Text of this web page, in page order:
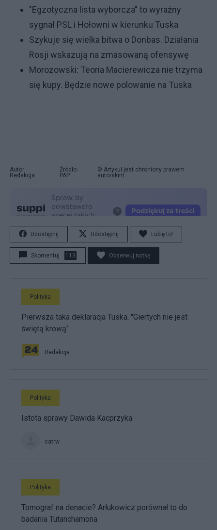
"Egzotyczna lista wyborcza" to wyraźny
sygnał PSL i Hołowni w kierunku Tuska
Szykuje się wielka bitwa o Donbas. Działania
Rosji wskazują na zmasowaną ofensywę
Morozowski: Teoria Macierewicza nie trzyma
się kupy. Będzie nowe polowanie na Tuska
Autor:
Redakcja
Źródło:
PAP
© Artykuł jest chroniony prawem
autorskim.
Udostępnij Udostępnij Lubię to!
Skomentuj 113 Obserwuj notkę
Polityka
Pierwsza taka deklaracja Tuska. "Giertych nie jest
świętą krową"
Redakcja
Polityka
Istota sprawy Dawida Kacprzyka
catrw
Polityka
Tomograf na denacie? Arłukowicz porównał to do
badania Tutanchamona